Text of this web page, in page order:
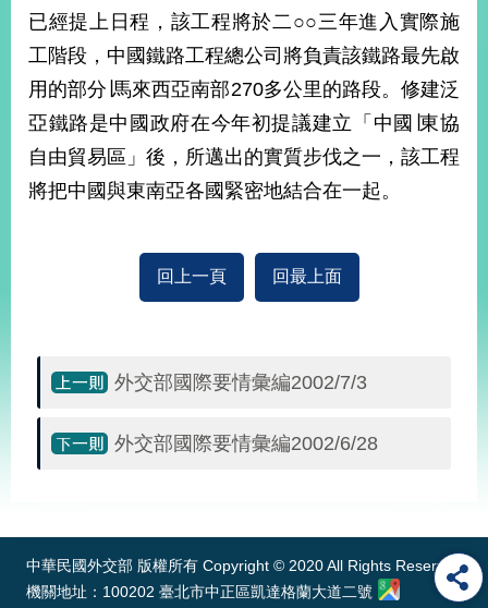
區
國
際
播
政
府
務
本
關
網
站
已經提上日程，該工程將於二○○三年進入實際施
工階段，中國鐵路工程總公司將負責該鐵路最先啟
用的部分∣馬來西亞南部270多公里的路段。修建泛
亞鐵路是中國政府在今年初提議建立「中國∣東協
自由貿易區」後，所邁出的實質步伐之一，該工程
將把中國與東南亞各國緊密地結合在一起。
回上一頁 回最上面
外交部國際要情彙編2002/7/3
外交部國際要情彙編2002/6/28
中華民國外交部 版權所有 Copyright © 2020 All Rights Reserved
機關地址：100202 臺北市中正區凱達格蘭大道二號